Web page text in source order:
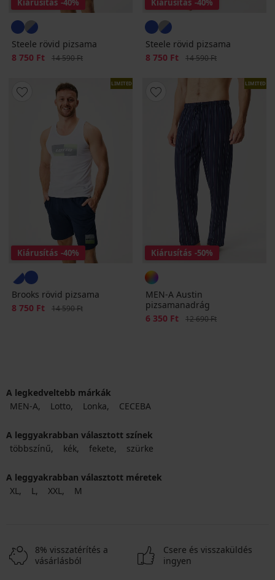
Steele rövid pizsama
Kedvezmény
8 750 Ft Eredeti ár
14 590 Ft
Steele rövid pizsama
Kedvezmény
8 750 Ft Eredeti ár
14 590 Ft
LIMITED
Kiárusítás -40%
Brooks rövid pizsama
Kedvezmény
8 750 Ft Eredeti ár
14 590 Ft
LIMITED
Kiárusítás -50%
MEN-A Austin
pizsamanadrág
Kedvezmény
6 350 Ft Eredeti ár
12 690 Ft
A legkedveltebb márkák
MEN-A
Lotto Lonka CECEBA
A leggyakrabban választott színek
többszínű
kék fekete szürke
A leggyakrabban választott méretek
XL
L XXL M
8% visszatérítés a
vásárlásból
Csere és visszaküldés
ingyen